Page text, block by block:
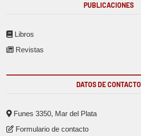
PUBLICACIONES
Libros
Revistas
DATOS DE CONTACTO
Funes 3350, Mar del Plata
Formulario de contacto